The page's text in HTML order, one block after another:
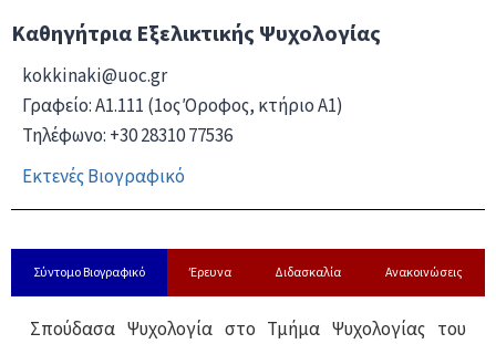
Καθηγήτρια Εξελικτικής Ψυχολογίας
kokkinaki@uoc.gr
Γραφείο: Α1.111 (1ος Όροφος, κτήριο Α1)
Τηλέφωνο: +30 28310 77536
Εκτενές Βιογραφικό
Σύντομο Βιογραφικό Έρευνα Διδασκαλία Ανακοινώσεις
Σπούδασα Ψυχολογία στο Τμήμα Ψυχολογίας του